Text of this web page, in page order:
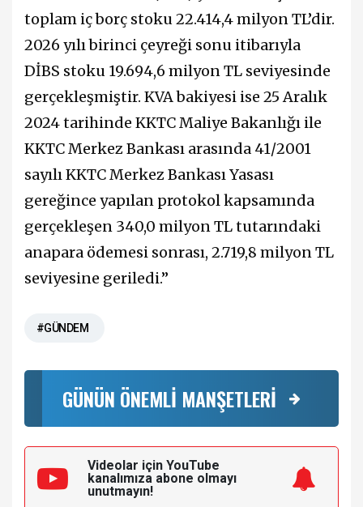
toplam iç borç stoku 22.414,4 milyon TL’dir.
2026 yılı birinci çeyreği sonu itibarıyla
DİBS stoku 19.694,6 milyon TL seviyesinde
gerçekleşmiştir. KVA bakiyesi ise 25 Aralık
2024 tarihinde KKTC Maliye Bakanlığı ile
KKTC Merkez Bankası arasında 41/2001
sayılı KKTC Merkez Bankası Yasası
gereğince yapılan protokol kapsamında
gerçekleşen 340,0 milyon TL tutarındaki
anapara ödemesi sonrası, 2.719,8 milyon TL
seviyesine geriledi.”
#GÜNDEM
GÜNÜN ÖNEMLİ MANŞETLERİ
Videolar için YouTube
kanalımıza abone olmayı
unutmayın!